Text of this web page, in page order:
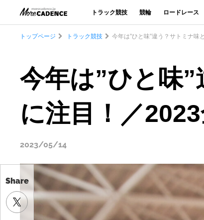
トラック競技 競輪 ロードレース
Share
トップページ トラック競技 今年は”ひと味”違う？サトミナ
今年は”ひと味
に注目！／
2023/05/14